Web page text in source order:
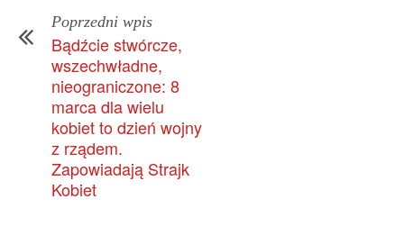
Poprzedni wpis
Bądźcie stwórcze,
wszechwładne,
nieograniczone: 8
marca dla wielu
kobiet to dzień wojny
z rządem.
Zapowiadają Strajk
Kobiet